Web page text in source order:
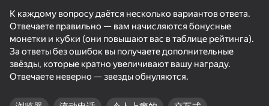
50+款顶级游戏。深受大家喜爱，甚至是“非游戏玩
61
79
43
- разберётесь во всей советской технике
- и самое главное — потренируете свой мозг!
Много вопросов, красочные картинки, интересная
коллекция и тёплые воспоминания — всё это уже ждёт вас
в викторине!
Скорее заходите в игру и проверьте свои интуицию,
К каждому вопросу даётся несколько вариантов ответа.
Отвечаете правильно — вам начисляются бонусные
монетки и кубки (они повышают вас в таблице рейтинга).
За ответы без ошибок вы получаете дополнительные
звёзды, которые кратно увеличивают вашу награду.
Отвечаете неверно — звезды обнуляются.